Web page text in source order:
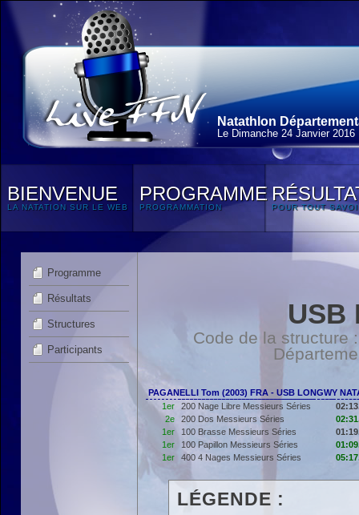
Natathlon
Le Dimanche 24 Janvier 2016
BIENVENUE
LA NATATION SUR LE WEB
PROGRAMME
PROGRAMMATION POUR TOUT
Programme
Résultats
Structures
Participants
USB
Code de la structure
PAGANELLI Tom (2003) FRA - USB LONGWY
1er
200 Nage Libre Messieurs Séries
2e
200 Dos Messieurs Séries
1er
100 Brasse Messieurs Séries
1er
100 Papillon Messieurs Séries
1er
400 4 Nages Messieurs Séries
LÉGENDE :